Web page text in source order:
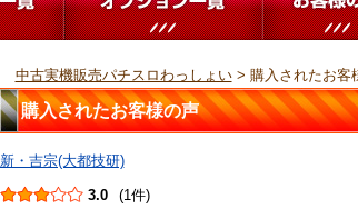
中古実機販売パチスロわっしょい> 購入されたお客
購入されたお客様の声
新・吉宗(大都技研)
3.0 (1件)